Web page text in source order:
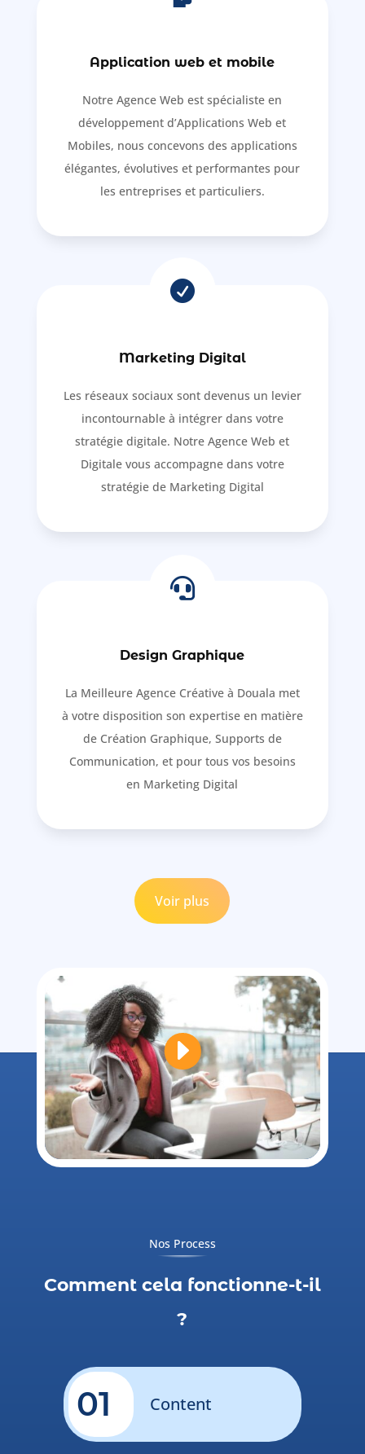
Application web et mobile
Notre Agence Web est spécialiste en
développement d’Applications Web et
Mobiles, nous concevons des applications
élégantes, évolutives et performantes pour
les entreprises et particuliers.

Marketing Digital
Les réseaux sociaux sont devenus un levier
incontournable à intégrer dans votre
stratégie digitale. Notre Agence Web et
Digitale vous accompagne dans votre
stratégie de Marketing Digital

Design Graphique
La Meilleure Agence Créative à Douala met
à votre disposition son expertise en matière
de Création Graphique, Supports de
Communication, et pour tous vos besoins
en Marketing Digital
Voir plus
E
Nos Process
Comment cela fonctionne-t-il
?
01 Content